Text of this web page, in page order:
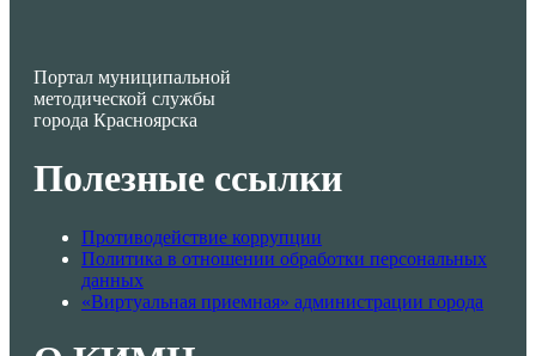
Портал муниципальной
методической службы
города Красноярска
Полезные ссылки
Противодействие коррупции
Политика в отношении обработки персональных
данных
«Виртуальная приемная» администрации города